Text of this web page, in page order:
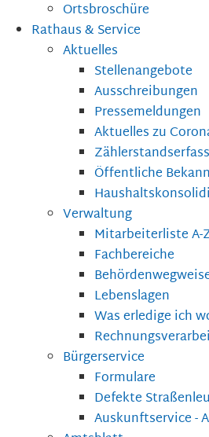
Ortsbroschüre
Rathaus & Service
Aktuelles
Stellenangebote
Ausschreibungen
Pressemeldungen
Aktuelles zu
Öffentliche
Verwaltung
Mitarbeiterliste A-
Fachbereiche
Lebenslagen
Was erledige ich
Bürgerservice
Formulare
Defekte
Auskunftservice -